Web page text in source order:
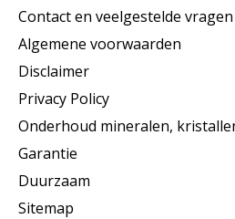
Contact en veelgestelde vragen
Algemene voorwaarden
Disclaimer
Privacy Policy
Onderhoud mineralen,
Garantie
Duurzaam
Sitemap